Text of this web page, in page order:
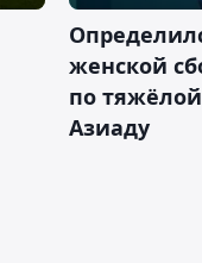
женской
по
Азиаду